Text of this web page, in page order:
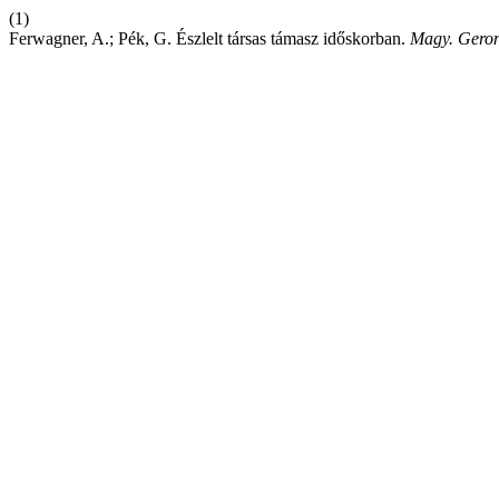
(1)
Ferwagner, A.; Pék, G. Észlelt társas támasz időskorban. Magy.